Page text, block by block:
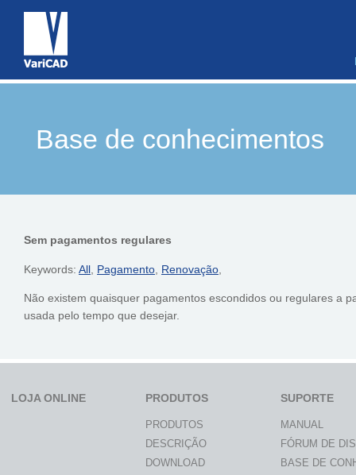
Base de conhecimentos
Sem pagamentos regulares
Keywords: All, Pagamento, Renovação,
Não existem quaisquer pagamentos escondidos ou regulares a
usada pelo tempo que desejar.
LOJA ONLINE PRODUTOS
PRODUTOS
DESCRIÇÃO
DOWNLOAD
SUPORTE
MANUAL
FÓRUM DE
BASE DE